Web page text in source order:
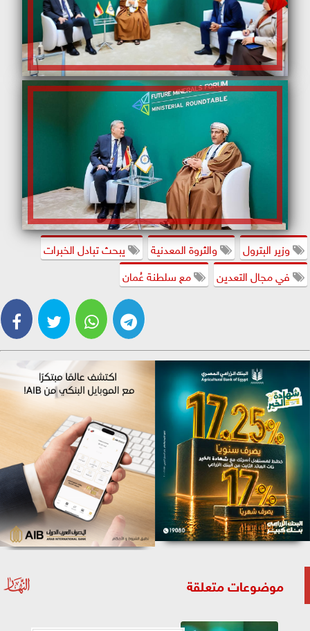
وزير البترول والثروة المعدنية
يبحث تبادل الخبرات
في مجال التعدين
مع سلطنة عُمان
موضوعات متعلقة